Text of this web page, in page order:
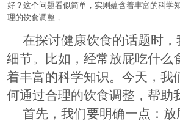
好？这个问题看似简单，实则蕴含着丰富的科学
理的饮食调整，......
在探讨健康饮食的话题时
细节。比如，经常放屁吃什么
着丰富的科学知识。今天，我
何通过合理的饮食调整，帮助
首先，我们要明确一点：